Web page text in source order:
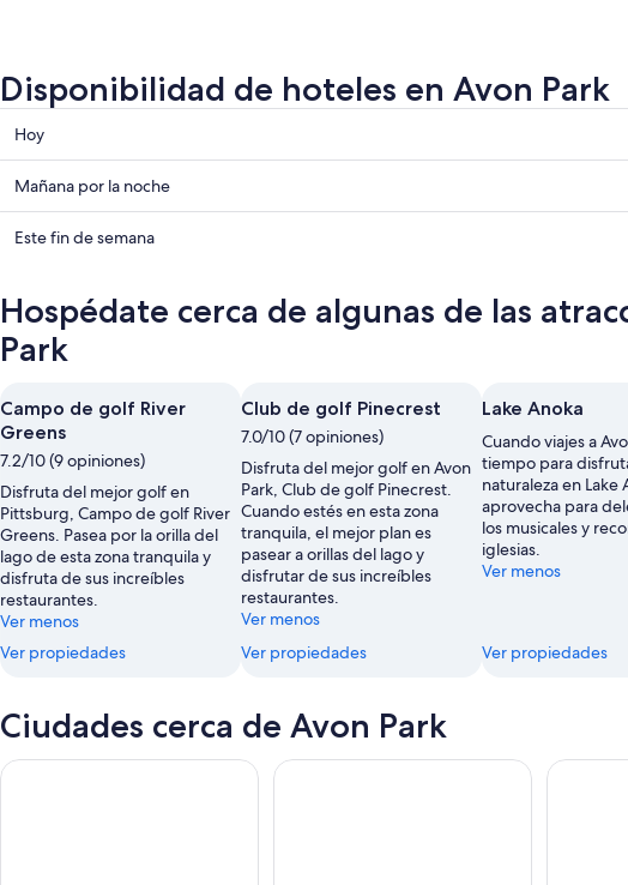
Disponibilidad de hoteles en Avon Park
Consultar
precios
en
Avon
Park
7
ago
-
ago
Hoy
Consultar
precios
en
para
mañana
por
noche,
8
ago
-
9
ago
Mañana por la noche
Consultar
Avon
Park
para
fin
de
semana,
7
ago
-
9
ago
Este fin de semana
Hospédate cerca de algunas de las
Park
Campo de golf River
Greens
7.2/10 (9 opiniones)
Disfruta del mejor golf en
Pittsburg, Campo de golf River
Greens. Pasea por la orilla del
lago de esta zona tranquila y
disfruta de sus increíbles
restaurantes.
Ver menos
Ver propiedades
Club de golf Pinecrest
7.0/10 (7 opiniones)
Disfruta del mejor golf en Avon
Park, Club de golf Pinecrest.
Cuando estés en esta zona
tranquila, el mejor plan es
pasear a orillas del lago y
disfrutar de sus increíbles
restaurantes.
Ver menos
Ver propiedades
Lake Anoka
Cuando viajes a
tiempo para
naturaleza en Lake
aprovecha para
los musicales y
iglesias.
Ver menos
Ver propiedades
Ciudades cerca de Avon Park